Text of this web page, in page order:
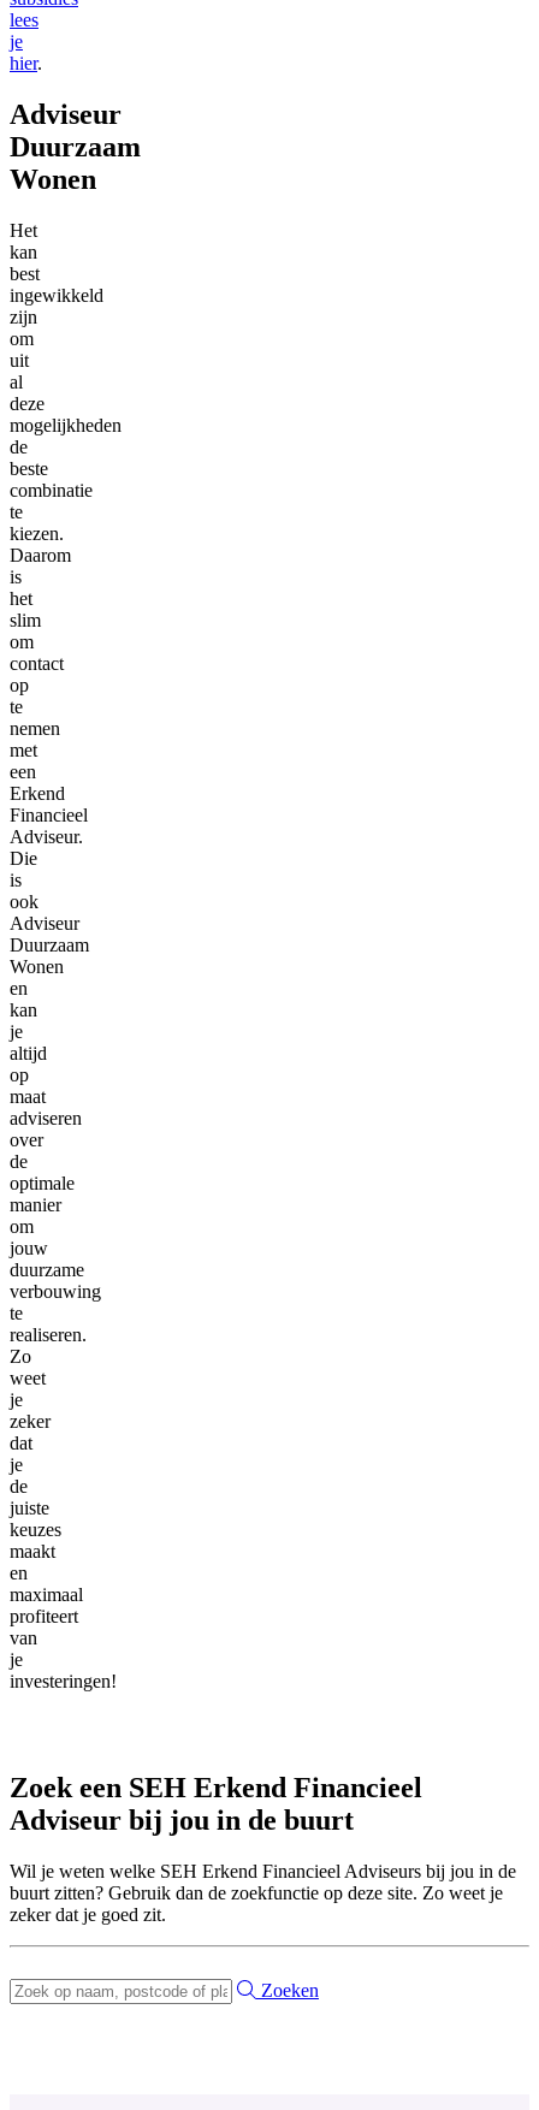
lees
je
hier.
Adviseur
Duurzaam
Wonen
Het
kan
best
ingewikkeld
zijn
om
uit
al
deze
mogelijkheden
de
beste
combinatie
te
kiezen.
Daarom
is
het
slim
om
contact
op
te
nemen
met
een
Erkend
Financieel
Adviseur.
Die
is
ook
Adviseur
Duurzaam
Wonen
en
kan
je
altijd
op
maat
adviseren
over
de
optimale
manier
om
jouw
duurzame
verbouwing
te
realiseren.
Zo
weet
je
zeker
dat
je
de
juiste
keuzes
maakt
en
maximaal
profiteert
van
je
investeringen!
Zoek een SEH Erkend Financieel
Adviseur bij jou in de buurt
Wil je weten welke SEH Erkend Financieel Adviseurs bij jou in de
buurt zitten? Gebruik dan de zoekfunctie op deze site. Zo weet je
zeker dat je goed zit.
Zoeken